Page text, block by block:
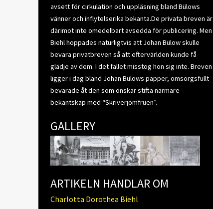
avsett för cirkulation och uppläsning bland Bülows
vänner och inflytelserika bekanta.De privata breven är
därimot inte omedelbart avsedda för publicering. Men
Biehl hoppades naturligtvis att Johan Bülow skulle
bevara privatbreven så att eftervärlden kunde få
glädje av dem. I det fallet misstog hon sig inte. Breven
ligger i dag bland Johan Bülows papper, omsorgsfullt
bevarade åt den som önskar stifta närmare
bekantskap med “Skriverjomfruen”.
GALLERY
ARTIKELN HANDLAR OM
Charlotta Dorothea Biehl